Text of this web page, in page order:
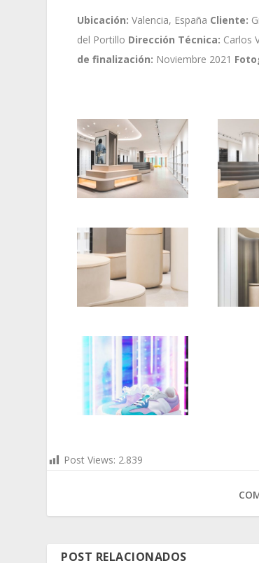
Ubicación: Valencia, España Cliente:
del Portillo Dirección Técnica: Carlos
de finalización: Noviembre 2021
Post Views: 2.839
POST RELACIONADOS